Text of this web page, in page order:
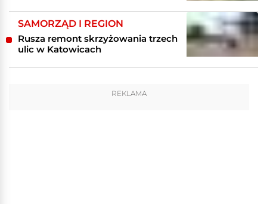
SAMORZĄD I REGION
Rusza remont skrzyżowania trzech
ulic w Katowicach
REKLAMA